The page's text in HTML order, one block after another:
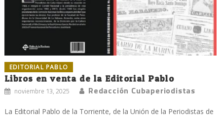
EDITORIAL PABLO
Libros en venta de la Editorial Pablo
noviembre 13, 2025 Redacción Cubaperiodistas
La Editorial Pablo de la Torriente, de la Unión de la Periodistas de